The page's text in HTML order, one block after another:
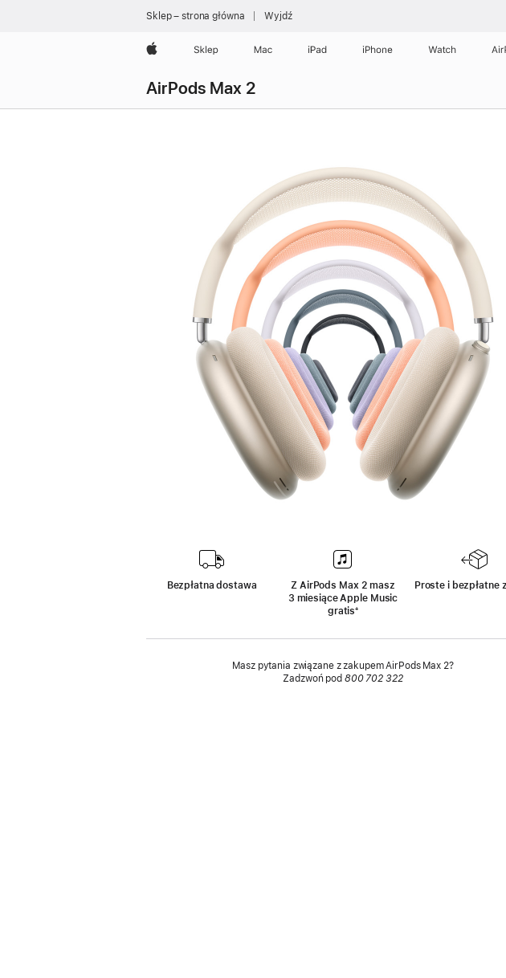
Sklep – strona główna Wyjdź
Apple Sklep Mac iPad iPhone Watch
AirPods Max 2
AirPods Max 2
Bezpłatna dostawa
Z AirPods Max 2 masz
3 miesiące Apple Music
gratis‍Przypis
‍⁺
Proste i bezpłatne
Masz pytania związane z zakupem AirPods Max 2?
Zadzwoń pod 800 702 322